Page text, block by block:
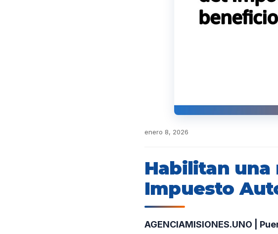
enero 8, 2026
Habilitan una
Impuesto
AGENCIAMISIONES.UNO |